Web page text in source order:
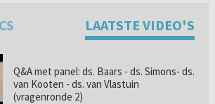
LAATSTE VIDEO'S
Q&A met panel: ds. Baars - ds. Simons- ds.
van Kooten - ds. van Vlastuin
(vragenronde 2)